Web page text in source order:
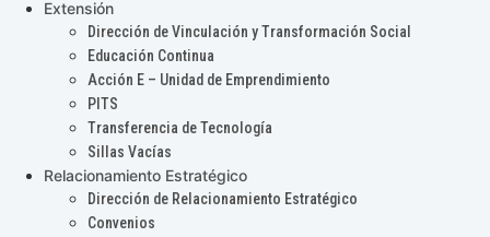
Extensión
Dirección de Vinculación y Transformación Social
Educación Continua
Acción E – Unidad de Emprendimiento
PITS
Transferencia de Tecnología
Sillas Vacías
Relacionamiento Estratégico
Dirección de Relacionamiento Estratégico
Convenios